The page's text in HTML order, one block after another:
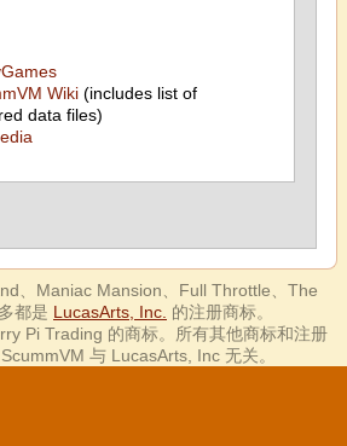
Wiki(includes list of
data files)
、Maniac Mansion、Full Throttle、The
都是 LucasArts, Inc. 的注册商标。
Pi Trading 的商标。所有其他商标和注册
与 LucasArts, Inc 无关。